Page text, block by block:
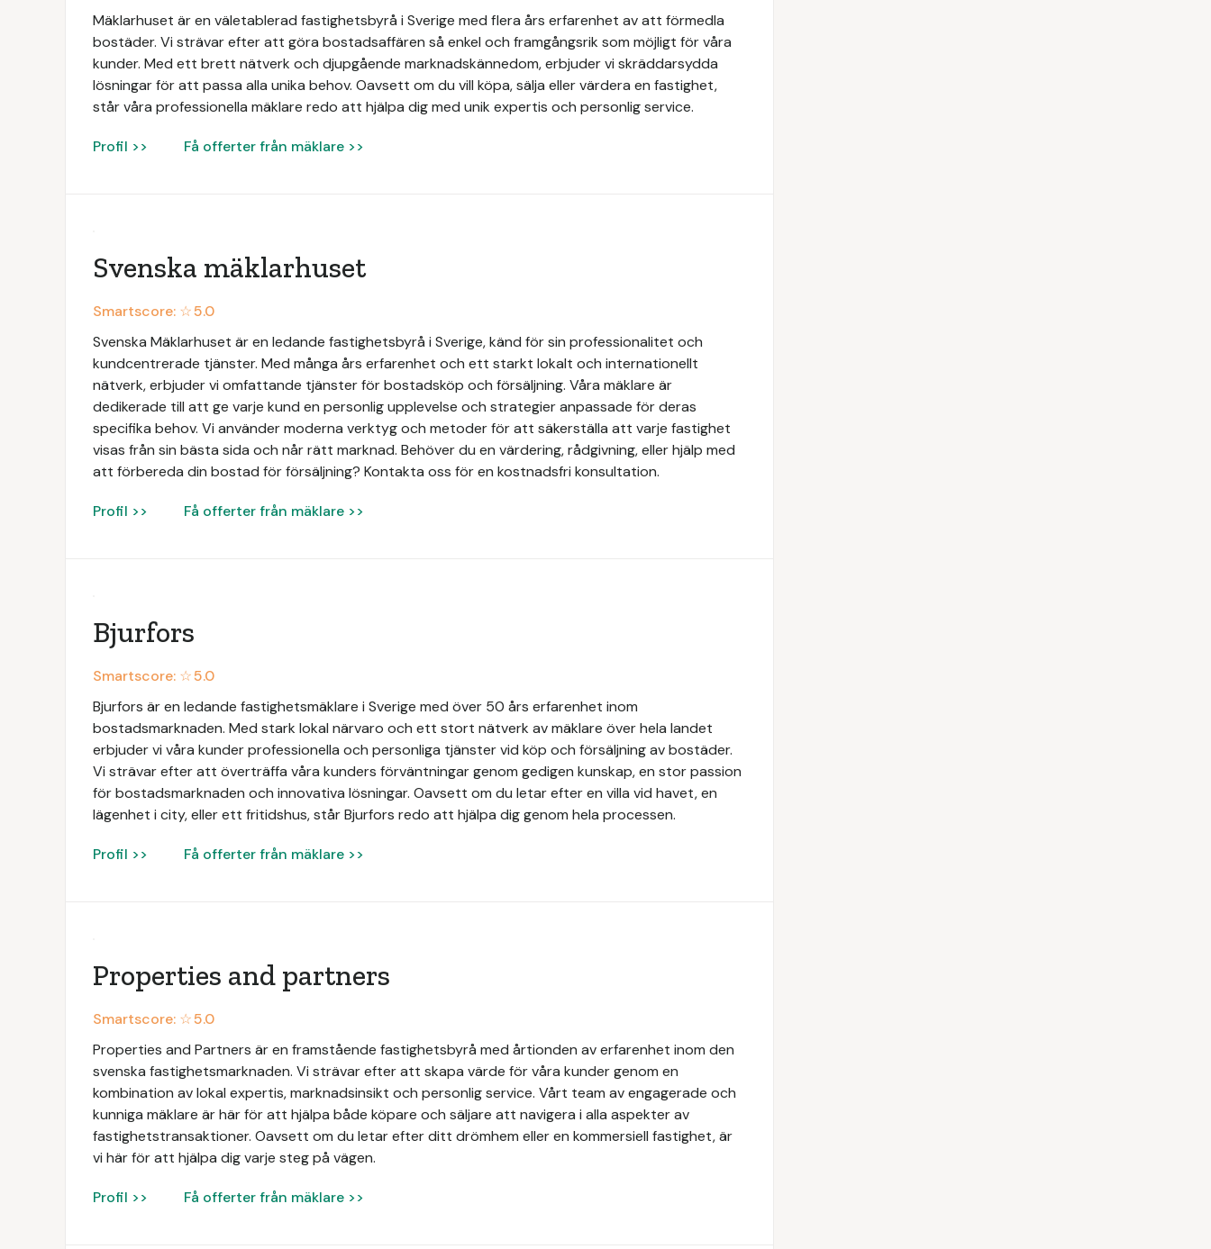
Mäklarhuset är en väletablerad fastighetsbyrå i Sverige med flera års erfarenhet av att förmedla
bostäder. Vi strävar efter att göra bostadsaffären så enkel och framgångsrik som möjligt för våra
kunder. Med ett brett nätverk och djupgående marknadskännedom, erbjuder vi skräddarsydda
lösningar för att passa alla unika behov. Oavsett om du vill köpa, sälja eller värdera en fastighet,
står våra professionella mäklare redo att hjälpa dig med unik expertis och personlig service.
Profil >> Få offerter från mäklare >>
Svenska mäklarhuset
Smartscore: ☆5.0
Svenska Mäklarhuset är en ledande fastighetsbyrå i Sverige, känd för sin professionalitet och
kundcentrerade tjänster. Med många års erfarenhet och ett starkt lokalt och internationellt
nätverk, erbjuder vi omfattande tjänster för bostadsköp och försäljning. Våra mäklare är
dedikerade till att ge varje kund en personlig upplevelse och strategier anpassade för deras
specifika behov. Vi använder moderna verktyg och metoder för att säkerställa att varje fastighet
visas från sin bästa sida och når rätt marknad. Behöver du en värdering, rådgivning, eller hjälp med
att förbereda din bostad för försäljning? Kontakta oss för en kostnadsfri konsultation.
Profil >> Få offerter från mäklare >>
Bjurfors
Smartscore: ☆5.0
Bjurfors är en ledande fastighetsmäklare i Sverige med över 50 års erfarenhet inom
bostadsmarknaden. Med stark lokal närvaro och ett stort nätverk av mäklare över hela landet
erbjuder vi våra kunder professionella och personliga tjänster vid köp och försäljning av bostäder.
Vi strävar efter att överträffa våra kunders förväntningar genom gedigen kunskap, en stor passion
för bostadsmarknaden och innovativa lösningar. Oavsett om du letar efter en villa vid havet, en
lägenhet i city, eller ett fritidshus, står Bjurfors redo att hjälpa dig genom hela processen.
Profil >> Få offerter från mäklare >>
Properties and partners
Smartscore: ☆5.0
Properties and Partners är en framstående fastighetsbyrå med årtionden av erfarenhet inom den
svenska fastighetsmarknaden. Vi strävar efter att skapa värde för våra kunder genom en
kombination av lokal expertis, marknadsinsikt och personlig service. Vårt team av engagerade och
kunniga mäklare är här för att hjälpa både köpare och säljare att navigera i alla aspekter av
fastighetstransaktioner. Oavsett om du letar efter ditt drömhem eller en kommersiell fastighet, är
vi här för att hjälpa dig varje steg på vägen.
Profil >> Få offerter från mäklare >>